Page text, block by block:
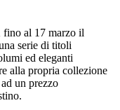
fino al 17 marzo il
serie di titoli
ed eleganti
alla propria collezione
un prezzo